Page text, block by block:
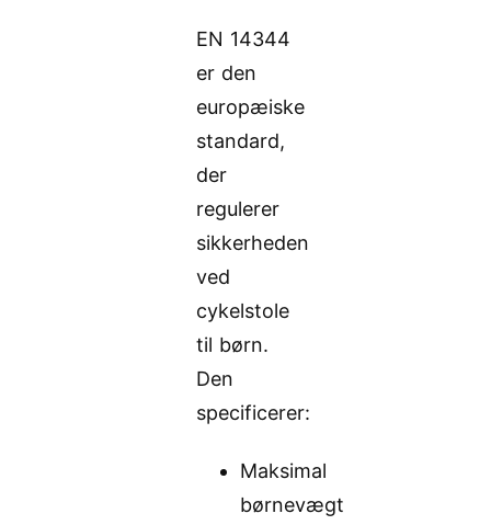
EN 14344
er den
europæiske
standard,
der
regulerer
sikkerheden
ved
cykelstole
til børn.
Den
specificerer:
Maksimal
børnevægt